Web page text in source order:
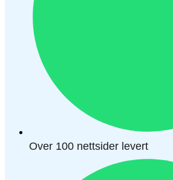
Over 100 nettsider levert